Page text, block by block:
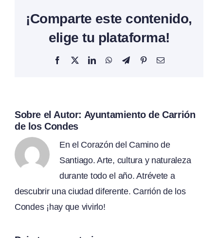
¡Comparte este contenido,
elige tu plataforma!
Facebook
X LinkedInWhatsAppTelegramPinterestCorreo
Sobre el Autor: Ayuntamiento de Carrión
de los Condes
En el Corazón del Camino de
Santiago. Arte, cultura y naturaleza
durante todo el año. Atrévete a
descubrir una ciudad diferente. Carrión de los
Condes ¡hay que vivirlo!